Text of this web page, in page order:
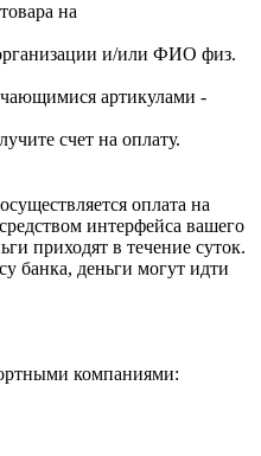
на
и/или ФИО физ.
артикулами -
счет на оплату.
оплата на
интерфейса вашего
приходят в течение суток.
банка, деньги могут идти
компаниями: